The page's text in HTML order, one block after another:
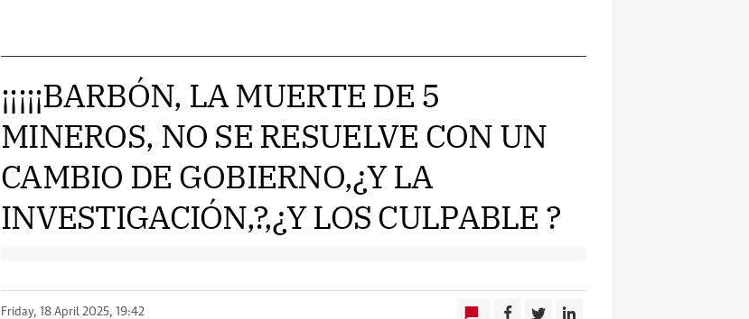
¡¡¡¡¡BARBÓN, LA MUERTE DE 5
MINEROS, NO SE RESUELVE CON UN
CAMBIO DE GOBIERNO,¿Y LA
INVESTIGACIÓN,?,¿Y LOS CULPABLE ?
Friday, 18 April 2025, 19:42